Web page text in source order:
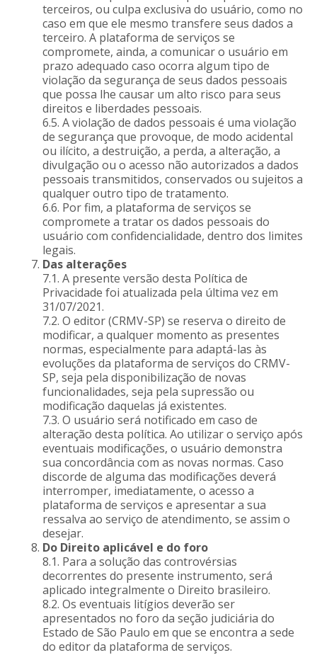
terceiros, ou culpa exclusiva do usuário, como no
caso em que ele mesmo transfere seus dados a
terceiro. A plataforma de serviços se
compromete, ainda, a comunicar o usuário em
prazo adequado caso ocorra algum tipo de
violação da segurança de seus dados pessoais
que possa lhe causar um alto risco para seus
direitos e liberdades pessoais.
6.5. A violação de dados pessoais é uma violação
de segurança que provoque, de modo acidental
ou ilícito, a destruição, a perda, a alteração, a
divulgação ou o acesso não autorizados a dados
pessoais transmitidos, conservados ou sujeitos a
qualquer outro tipo de tratamento.
6.6. Por fim, a plataforma de serviços se
compromete a tratar os dados pessoais do
usuário com confidencialidade, dentro dos limites
legais.
Das alterações
7.1. A presente versão desta Política de
Privacidade foi atualizada pela última vez em
31/07/2021.
7.2. O editor (CRMV-SP) se reserva o direito de
modificar, a qualquer momento as presentes
normas, especialmente para adaptá-las às
evoluções da plataforma de serviços do CRMV-
SP, seja pela disponibilização de novas
funcionalidades, seja pela supressão ou
modificação daquelas já existentes.
7.3. O usuário será notificado em caso de
alteração desta política. Ao utilizar o serviço após
eventuais modificações, o usuário demonstra
sua concordância com as novas normas. Caso
discorde de alguma das modificações deverá
interromper, imediatamente, o acesso a
plataforma de serviços e apresentar a sua
ressalva ao serviço de atendimento, se assim o
desejar.
Do Direito aplicável e do foro
8.1. Para a solução das controvérsias
decorrentes do presente instrumento, será
aplicado integralmente o Direito brasileiro.
8.2. Os eventuais litígios deverão ser
apresentados no foro da seção judiciária do
Estado de São Paulo em que se encontra a sede
do editor da plataforma de serviços.